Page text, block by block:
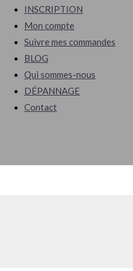
INSCRIPTION
Mon compte
Suivre mes commandes
BLOG
Qui sommes-nous
DÉPANNAGE
Contact